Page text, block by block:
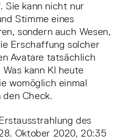
Sie kann nicht nur
Stimme eines
sondern auch Wesen,
Erschaffung solcher
Avatare tatsächlich
kann KI heute
womöglich einmal
den Check.
des
Oktober 2020, 20:35